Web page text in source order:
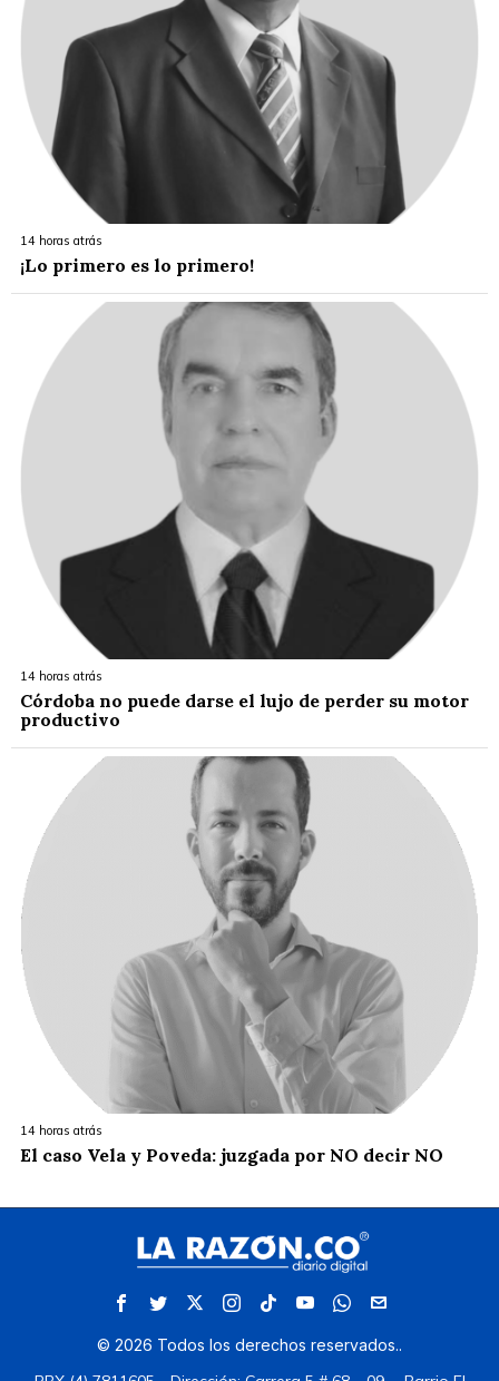
14 horas atrás
¡Lo primero es lo primero!
14 horas atrás
Córdoba no puede darse el lujo de perder su motor
productivo
14 horas atrás
El caso Vela y Poveda: juzgada por NO decir NO
© 2026 Todos los derechos reservados..